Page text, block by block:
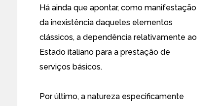
Há ainda que apontar, como manifestação
da inexistência daqueles elementos
clássicos, a dependência relativamente ao
Estado italiano para a prestação de
serviços básicos.
Por último, a natureza especificamente